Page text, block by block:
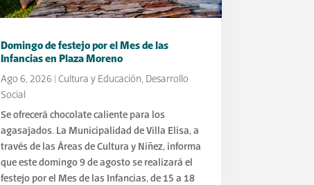
Domingo de festejo por el Mes de las
Infancias en Plaza Moreno
Ago 6, 2026 Cultura y Educación, Desarrollo
Social
Se ofrecerá chocolate caliente para los
agasajados. La Municipalidad de Villa Elisa, a
través de las Áreas de Cultura y Niñez, informa
que este domingo 9 de agosto se realizará el
festejo por el Mes de las Infancias, de 15 a 18